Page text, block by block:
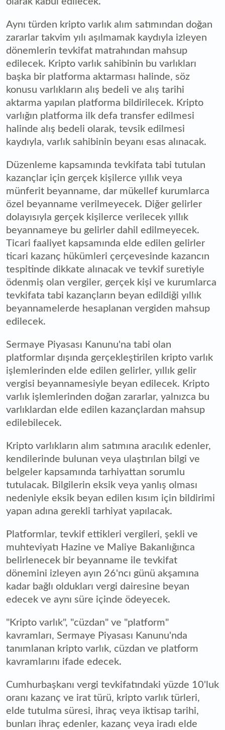
Aynı türden kripto varlık alım satımından doğan
zararlar takvim yılı aşılmamak kaydıyla izleyen
dönemlerin tevkifat matrahından mahsup
edilecek. Kripto varlık sahibinin bu varlıkları
başka bir platforma aktarması halinde, söz
konusu varlıkların alış bedeli ve alış tarihi
aktarma yapılan platforma bildirilecek. Kripto
varlığın platforma ilk defa transfer edilmesi
halinde alış bedeli olarak, tevsik edilmesi
kaydıyla, varlık sahibinin beyanı esas alınacak.
Düzenleme kapsamında tevkifata tabi tutulan
kazançlar için gerçek kişilerce yıllık veya
münferit beyanname, dar mükellef kurumlarca
özel beyanname verilmeyecek. Diğer gelirler
dolayısıyla gerçek kişilerce verilecek yıllık
beyannameye bu gelirler dahil edilmeyecek.
Ticari faaliyet kapsamında elde edilen gelirler
ticari kazanç hükümleri çerçevesinde kazancın
tespitinde dikkate alınacak ve tevkif suretiyle
ödenmiş olan vergiler, gerçek kişi ve kurumlarca
tevkifata tabi kazançların beyan edildiği yıllık
beyannamelerde hesaplanan vergiden mahsup
edilecek.
Sermaye Piyasası Kanunu'na tabi olan
platformlar dışında gerçekleştirilen kripto varlık
işlemlerinden elde edilen gelirler, yıllık gelir
vergisi beyannamesiyle beyan edilecek. Kripto
varlık işlemlerinden doğan zararlar, yalnızca bu
varlıklardan elde edilen kazançlardan mahsup
edilebilecek.
Kripto varlıkların alım satımına aracılık edenler,
kendilerinde bulunan veya ulaştırılan bilgi ve
belgeler kapsamında tarhiyattan sorumlu
tutulacak. Bilgilerin eksik veya yanlış olması
nedeniyle eksik beyan edilen kısım için bildirimi
yapan adına gerekli tarhiyat yapılacak.
Platformlar, tevkif ettikleri vergileri, şekli ve
muhteviyatı Hazine ve Maliye Bakanlığınca
belirlenecek bir beyanname ile tevkifat
dönemini izleyen ayın 26'ncı günü akşamına
kadar bağlı oldukları vergi dairesine beyan
edecek ve aynı süre içinde ödeyecek.
"Kripto varlık", "cüzdan" ve "platform"
kavramları, Sermaye Piyasası Kanunu'nda
tanımlanan kripto varlık, cüzdan ve platform
kavramlarını ifade edecek.
Cumhurbaşkanı vergi tevkifatındaki yüzde 10'luk
oranı kazanç ve irat türü, kripto varlık türleri,
elde tutulma süresi, ihraç veya iktisap tarihi,
bunları ihraç edenler, kazanç veya iradı elde